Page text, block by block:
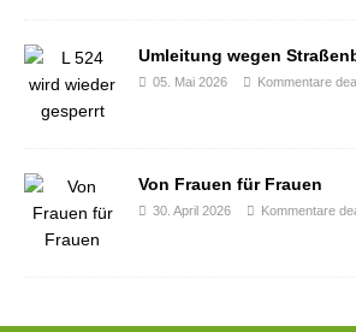
Umleitung wegen
05. Mai 2026 Kommentare
Von Frauen für Frauen
30. April 2026 Kommentare